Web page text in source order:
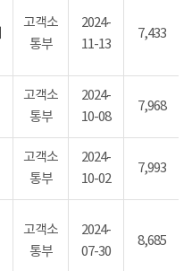
고객소
통부
2024-
11-13
7,433
고객소
통부
2024-
10-08
7,968
고객소
통부
2024-
10-02
7,993
고객소
통부
2024-
07-30
8,685